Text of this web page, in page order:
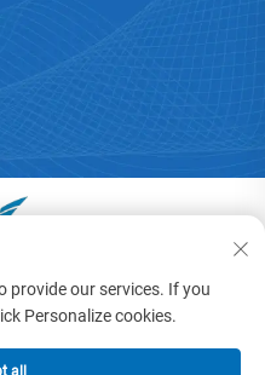
Huayu Carton
provide our services. If you
Personalize cookies.
all